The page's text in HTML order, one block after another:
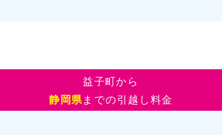
益子町から
静岡県までの引越し料金